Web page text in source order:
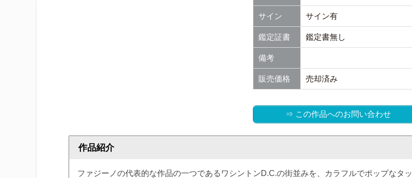
サイン サイン有
鑑定証書 鑑定書無し
備考
販売価格 売却済み
⇒ この作品へのお問い合わせ
作品紹介
ファジーノの代表的な作品の一つであるワシントンD.C.の街並みを、カラフルでポップなタッ